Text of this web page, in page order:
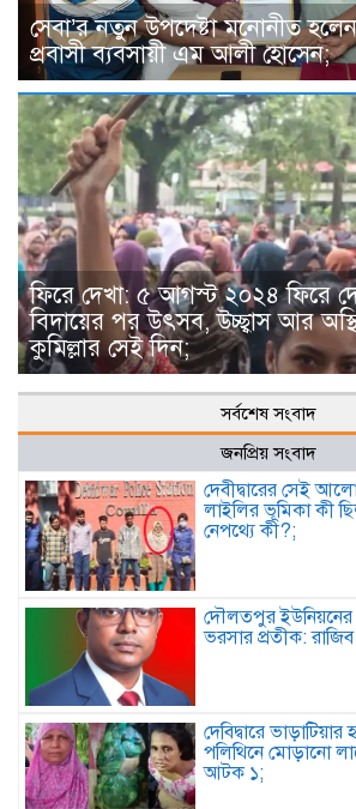
সেবা’র নতুন উপদেষ্টা মনোনীত
প্রবাসী ব্যবসায়ী এম আলী হোসেন;
ফিরে দেখা: ৫ আগস্ট ২০২৪ ফিরে
বিদায়ের পর উৎসব, উচ্ছ্বাস আর
কুমিল্লার সেই দিন;
সর্বশেষ সংবাদ
জনপ্রিয় সংবাদ
দেবীদ্বারের সেই
লাইলির ভূমিকা কী
নেপথ্যে কী?;
দৌলতপুর
ভরসার প্রতীক:
দেবিদ্বারে
পলিথিনে মোড়ানো
আটক ১;